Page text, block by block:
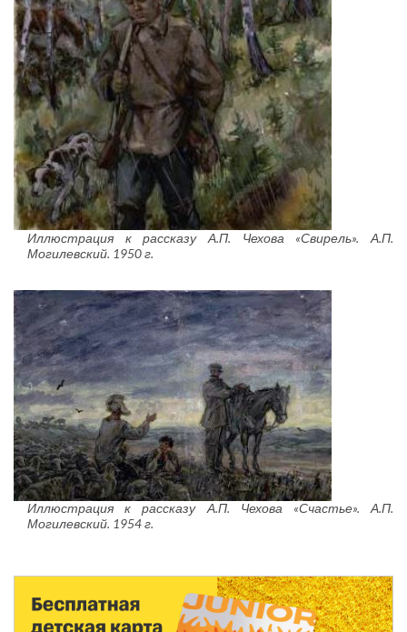
Иллюстрация к рассказу А.П. Чехова «Свирель». А.П.
Могилевский. 1950 г.
Иллюстрация к рассказу А.П. Чехова «Счастье». А.П.
Могилевский. 1954 г.